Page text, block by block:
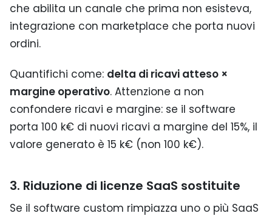
che abilita un canale che prima non esisteva,
integrazione con marketplace che porta nuovi
ordini.
Quantifichi come: delta di ricavi atteso ×
margine operativo. Attenzione a non
confondere ricavi e margine: se il software
porta 100 k€ di nuovi ricavi a margine del 15%, il
valore generato è 15 k€ (non 100 k€).
3. Riduzione di licenze SaaS sostituite
Se il software custom rimpiazza uno o più SaaS